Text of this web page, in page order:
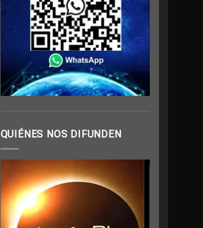
QUIÉNES NOS DIFUNDEN